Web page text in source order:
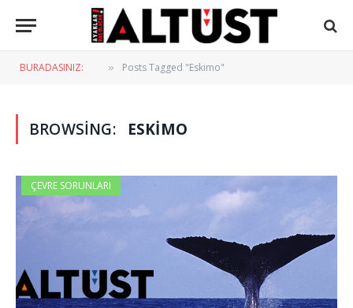
BURADASINIZ: » Posts Tagged "Eskimo"
BROWSING: ESKIMO
ÇEVRE SORUNLARI